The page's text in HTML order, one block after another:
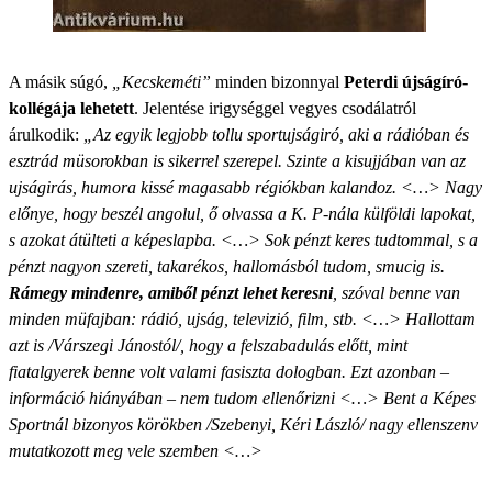
A másik súgó, „Kecskeméti” minden bizonnyal Peterdi újságíró-
kollégája lehetett. Jelentése irigységgel vegyes csodálatról
árulkodik:
„Az egyik legjobb tollu sportujságiró, aki a rádióban és
esztrád müsorokban is sikerrel szerepel. Szinte a kisujjában van az
ujságirás, humora kissé magasabb régiókban kalandoz. <…> Nagy
előnye, hogy beszél angolul, ő olvassa a K. P-nála külföldi lapokat,
s azokat átülteti a képeslapba. <…> Sok pénzt keres tudtommal, s a
pénzt nagyon szereti, takarékos, hallomásból tudom, smucig is.
Rámegy mindenre, amiből pénzt lehet keresni, szóval benne van
minden müfajban: rádió, ujság, televizió, film, stb. <…> Hallottam
azt is /Várszegi Jánostól/, hogy a felszabadulás előtt, mint
fiatalgyerek benne volt valami fasiszta dologban. Ezt azonban –
információ hiányában – nem tudom ellenőrizni <…> Bent a Képes
Sportnál bizonyos körökben /Szebenyi, Kéri László/ nagy ellenszenv
mutatkozott meg vele szemben <…>